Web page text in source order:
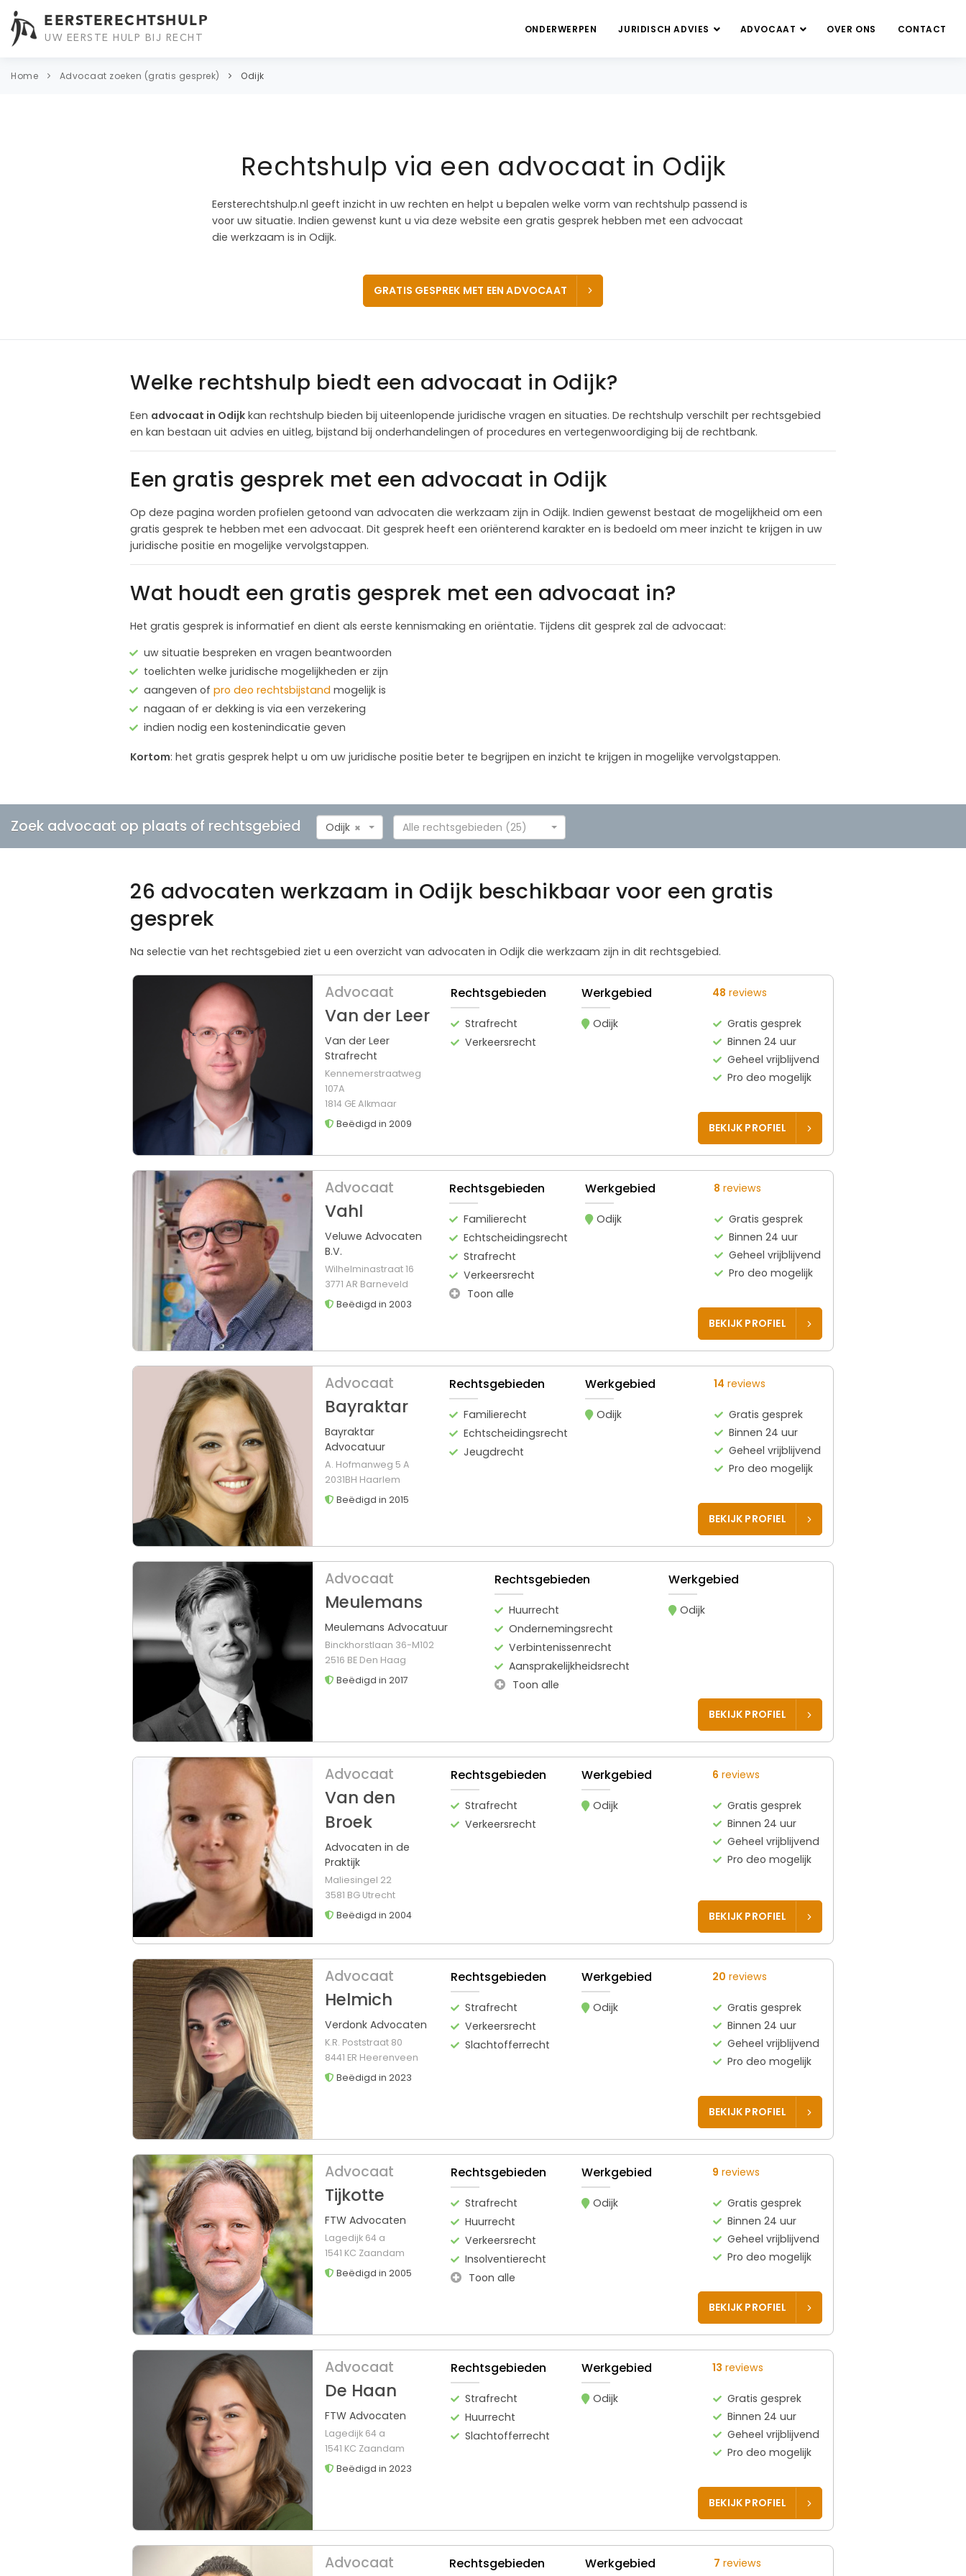
EERSTERECHTSHULP
UW EERSTE HULP BIJ RECHT
ONDERWERPEN JURIDISCH ADVIES ADVOCAAT OVER ONS CONTACT
Home Advocaat zoeken (gratis gesprek) Odijk
Rechtshulp via een advocaat in Odijk
Eersterechtshulp.nl geeft inzicht in uw rechten en helpt u bepalen welke vorm van rechtshulp passend is
voor uw situatie. Indien gewenst kunt u via deze website een gratis gesprek hebben met een advocaat
die werkzaam is in Odijk.
GRATIS GESPREK MET EEN ADVOCAAT
Welke rechtshulp biedt een advocaat in Odijk?
Een advocaat in Odijk kan rechtshulp bieden bij uiteenlopende juridische vragen en situaties. De rechtshulp verschilt per rechtsgebied
en kan bestaan uit advies en uitleg, bijstand bij onderhandelingen of procedures en vertegenwoordiging bij de rechtbank.
Een gratis gesprek met een advocaat in Odijk
Op deze pagina worden profielen getoond van advocaten die werkzaam zijn in Odijk. Indien gewenst bestaat de mogelijkheid om een
gratis gesprek te hebben met een advocaat. Dit gesprek heeft een oriënterend karakter en is bedoeld om meer inzicht te krijgen in uw
juridische positie en mogelijke vervolgstappen.
Wat houdt een gratis gesprek met een advocaat in?
Het gratis gesprek is informatief en dient als eerste kennismaking en oriëntatie. Tijdens dit gesprek zal de advocaat:
uw situatie bespreken en vragen beantwoorden
toelichten welke juridische mogelijkheden er zijn
aangeven of pro deo rechtsbijstand mogelijk is
nagaan of er dekking is via een verzekering
indien nodig een kostenindicatie geven
Kortom: het gratis gesprek helpt u om uw juridische positie beter te begrijpen en inzicht te krijgen in mogelijke vervolgstappen.
Zoek advocaat op plaats of rechtsgebied ×
Odijk Alle rechtsgebieden (25)
26 advocaten werkzaam in Odijk beschikbaar voor een gratis
gesprek
Na selectie van het rechtsgebied ziet u een overzicht van advocaten in Odijk die werkzaam zijn in dit rechtsgebied.
Advocaat
Van der Leer
Van der Leer
Strafrecht
Kennemerstraatweg
107A
1814 GE Alkmaar
Beëdigd in 2009
Rechtsgebieden
Strafrecht
Verkeersrecht
Werkgebied
Odijk
48 reviews
Gratis gesprek
Binnen 24 uur
Geheel vrijblijvend
Pro deo mogelijk
BEKIJK PROFIEL
Advocaat
Vahl
Veluwe Advocaten
B.V.
Wilhelminastraat 16
3771 AR Barneveld
Beëdigd in 2003
Rechtsgebieden
Familierecht
Echtscheidingsrecht
Strafrecht
Verkeersrecht
Toon alle
Werkgebied
Odijk
8 reviews
Gratis gesprek
Binnen 24 uur
Geheel vrijblijvend
Pro deo mogelijk
BEKIJK PROFIEL
Advocaat
Bayraktar
Bayraktar
Advocatuur
A. Hofmanweg 5 A
2031BH Haarlem
Beëdigd in 2015
Rechtsgebieden
Familierecht
Echtscheidingsrecht
Jeugdrecht
Werkgebied
Odijk
14 reviews
Gratis gesprek
Binnen 24 uur
Geheel vrijblijvend
Pro deo mogelijk
BEKIJK PROFIEL
Advocaat
Meulemans
Meulemans Advocatuur
Binckhorstlaan 36-M102
2516 BE Den Haag
Beëdigd in 2017
Rechtsgebieden
Huurrecht
Ondernemingsrecht
Verbintenissenrecht
Aansprakelijkheidsrecht
Toon alle
Werkgebied
Odijk
BEKIJK PROFIEL
Advocaat
Van den
Broek
Advocaten in de
Praktijk
Maliesingel 22
3581 BG Utrecht
Beëdigd in 2004
Rechtsgebieden
Strafrecht
Verkeersrecht
Werkgebied
Odijk
6 reviews
Gratis gesprek
Binnen 24 uur
Geheel vrijblijvend
Pro deo mogelijk
BEKIJK PROFIEL
Advocaat
Helmich
Verdonk Advocaten
K.R. Poststraat 80
8441 ER Heerenveen
Beëdigd in 2023
Rechtsgebieden
Strafrecht
Verkeersrecht
Slachtofferrecht
Werkgebied
Odijk
20 reviews
Gratis gesprek
Binnen 24 uur
Geheel vrijblijvend
Pro deo mogelijk
BEKIJK PROFIEL
Advocaat
Tijkotte
FTW Advocaten
Lagedijk 64 a
1541 KC Zaandam
Beëdigd in 2005
Rechtsgebieden
Strafrecht
Huurrecht
Verkeersrecht
Insolventierecht
Toon alle
Werkgebied
Odijk
9 reviews
Gratis gesprek
Binnen 24 uur
Geheel vrijblijvend
Pro deo mogelijk
BEKIJK PROFIEL
Advocaat
De Haan
FTW Advocaten
Lagedijk 64 a
1541 KC Zaandam
Beëdigd in 2023
Rechtsgebieden
Strafrecht
Huurrecht
Slachtofferrecht
Werkgebied
Odijk
13 reviews
Gratis gesprek
Binnen 24 uur
Geheel vrijblijvend
Pro deo mogelijk
BEKIJK PROFIEL
Advocaat Rechtsgebieden Werkgebied 7 reviews